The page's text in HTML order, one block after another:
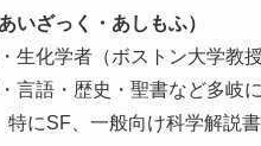
いざっく・あしもふ）
生化学者（ボストン大学教
言語・歴史・聖書など多
にSF、一般向け科学解説